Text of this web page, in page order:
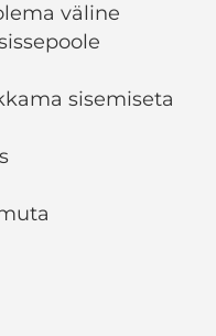
väline
sisemiseta